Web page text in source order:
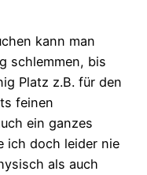
kann man
schlemmen, bis
Platz z.B. für den
feinen
ein ganzes
ich doch leider nie
als auch